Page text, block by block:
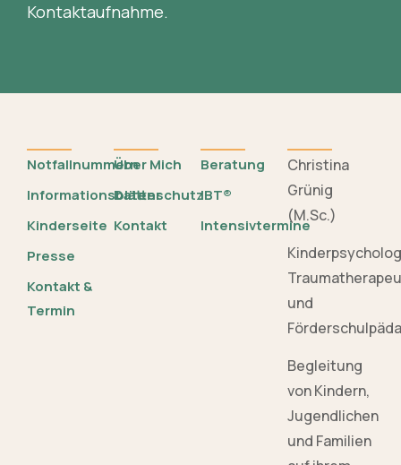
Kontaktaufnahme.
Notfallnummern
Informationsblätter
Kinderseite
Presse
Kontakt &
Termin
Über Mich
Datenschutz
Kontakt
Beratung
IBT®
Intensivtermine
Christina
Grünig
(M.Sc.)
und
Begleitung
von Kindern,
Jugendlichen
und Familien